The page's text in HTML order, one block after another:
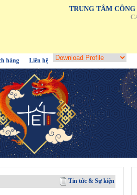
TRUNG TÂM
hàng Liên hệ
Tin tức & Sự kiện